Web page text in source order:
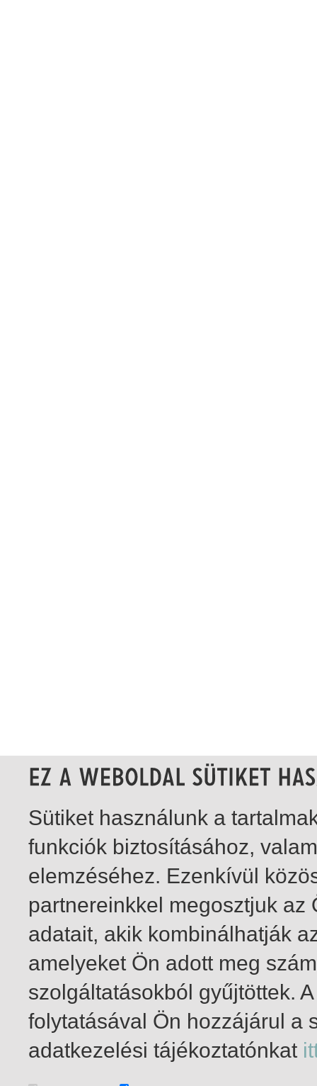
1-4 / total 4 hit
Sütiket használunk a
funkciók biztosításához,
elemzéséhez. Ezenkívül
partnereinkkel megosztjuk
adatait, akik kombinálhatják
amelyeket Ön adott meg
szolgáltatásokból gyűjtöttek.
folytatásával Ön hozzájárul a
adatkezelési tájékoztatónkat